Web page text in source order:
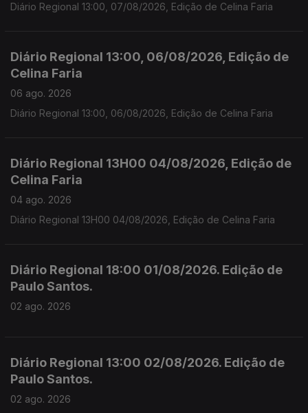
Diário Regional 13:00, 07/08/2026, Edição de Celina Faria
Diário Regional 13:00, 06/08/2026, Edição de
Celina Faria
06 ago. 2026
Diário Regional 13:00, 06/08/2026, Edição de Celina Faria
Diário Regional 13H00 04/08/2026, Edição de
Celina Faria
04 ago. 2026
Diário Regional 13H00 04/08/2026, Edição de Celina Faria
Diário Regional 18:00 01/08/2026. Edição de
Paulo Santos.
02 ago. 2026
Diário Regional 13:00 02/08/2026. Edição de
Paulo Santos.
02 ago. 2026